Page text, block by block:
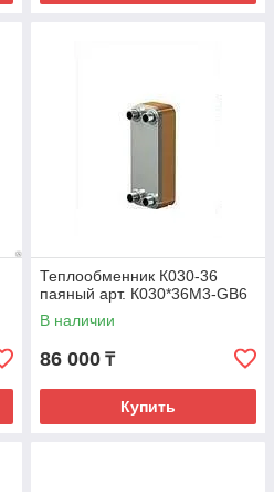
Теплообменник К030-36
паяный арт. К030*36М3-GB6
В наличии
86 000 ₸
Купить